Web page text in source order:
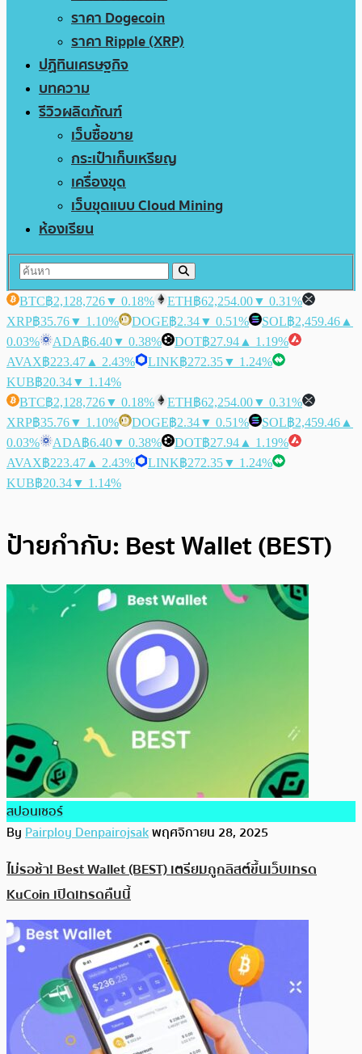
ราคา Dogecoin
ราคา Ripple (XRP)
ปฏิทินเศรษฐกิจ
บทความ
รีวิวผลิตภัณฑ์
เว็บซื้อขาย
กระเป๋าเก็บเหรียญ
เครื่องขุด
เว็บขุดแบบ Cloud Mining
ห้องเรียน
BTC฿2,128,726▼ 0.18% ETH฿62,254.00▼ 0.31%
XRP฿35.76▼ 1.10% DOGE฿2.34▼ 0.51% SOL฿2,459.46 ▲
0.03%
ADA฿6.40▼ 0.38% DOT฿27.94 ▲ 1.19%
AVAX฿223.47 ▲ 2.43% LINK฿272.35▼ 1.24%
KUB฿20.34▼ 1.14%
BTC฿2,128,726▼ 0.18% ETH฿62,254.00▼ 0.31%
XRP฿35.76▼ 1.10% DOGE฿2.34▼ 0.51% SOL฿2,459.46 ▲
0.03%
ADA฿6.40▼ 0.38% DOT฿27.94 ▲ 1.19%
AVAX฿223.47 ▲ 2.43% LINK฿272.35▼ 1.24%
KUB฿20.34▼ 1.14%
ป้ายกำกับ: Best Wallet (BEST)
สปอนเซอร์
ByPairploy Denpairojsakพฤศจิกายน 28, 2025
ไม่รอช้า! Best Wallet (BEST) เตรียมถูกลิสต์ขึ้นเว็บเทรด
KuCoin เปิดเทรดคืนนี้